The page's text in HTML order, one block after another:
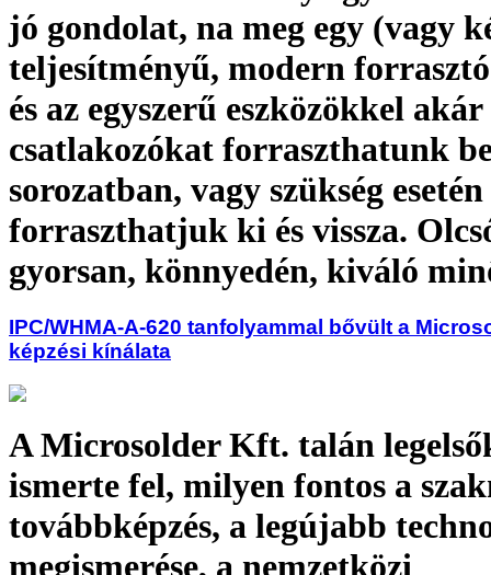
jó gondolat, na meg egy (vagy
teljesítményű, modern
és az egyszerű eszközökkel akár
csatlakozókat forraszthatunk
sorozatban, vagy szükség esetén
forraszthatjuk ki és vissza.
gyorsan, könnyedén, kiváló
IPC/WHMA-A-620 tanfolyammal bővült a
képzési kínálata
A Microsolder Kft. talán
ismerte fel, milyen fontos a
továbbképzés, a legújabb
megismerése, a nemzetközi